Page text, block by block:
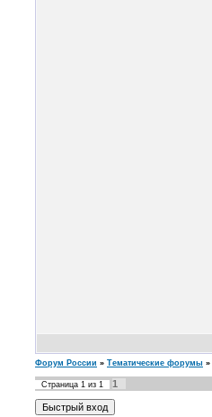
Форум России » Тематические форумы »
Страница 1 из 1 1